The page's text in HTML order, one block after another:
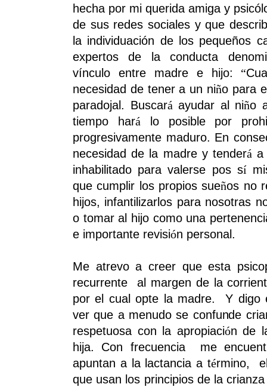
hecha por mi querida amiga y
de sus redes sociales y que
la individuación de los pequeños
expertos de la conducta
vínculo entre madre e hijo: “
necesidad de tener a un niño para
paradojal. Buscaráayudar al niño
tiempo harálo posible por
progresivamente maduro. En
necesidad de la madre y tenderá a
inhabilitado para valerse pos sí
que cumplir los propios sueños no
hijos, infantilizarlos para nosotras
o tomar al hijo como una
e importante revisión personal.
Me atrevo a creer que esta
recurrente
al margen de la
por el cual opte la madre.
Y digo
ver que a menudo se confunde
respetuosa con la apropiación de
hija. Con frecuencia
me
apuntan a la lactancia a término,
que usan los principios de la